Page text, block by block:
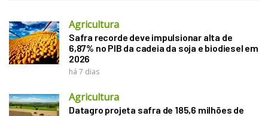
Agricultura
Safra recorde deve impulsionar alta de
6,87% no PIB da cadeia da soja e biodiesel em
2026
há 7 dias
Agricultura
Datagro projeta safra de 185,6 milhões de